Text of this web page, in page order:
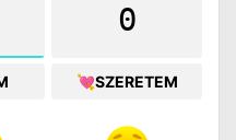
0
💘SZERETEM